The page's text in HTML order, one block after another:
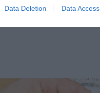
Data Deletion Data Access